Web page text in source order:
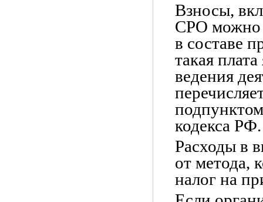
Взносы,
СРО можно
в составе
такая
ведения
кодекса РФ.
Расходы в
от метода,
налог на